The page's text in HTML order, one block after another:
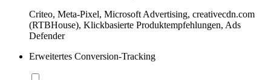
Criteo, Meta-Pixel, Microsoft Advertising, creativecdn.com
(RTBHouse), Klickbasierte Produktempfehlungen, Ads
Defender
Erweitertes Conversion-Tracking